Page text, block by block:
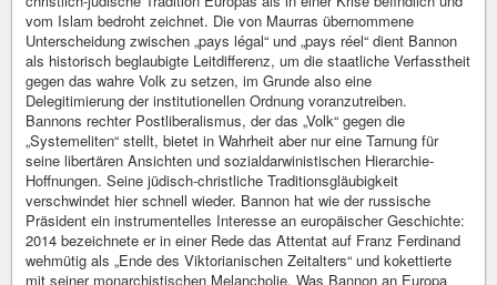
vom Islam bedroht zeichnet. Die von Maurras übernommene
Unterscheidung zwischen „pays légal“ und „pays réel“ dient Bannon
als historisch beglaubigte Leitdifferenz, um die staatliche Verfasstheit
gegen das wahre Volk zu setzen, im Grunde also eine
Delegitimierung der institutionellen Ordnung voranzutreiben.
Bannons rechter Postliberalismus, der das „Volk“ gegen die
„Systemeliten“ stellt, bietet in Wahrheit aber nur eine Tarnung für
seine libertären Ansichten und sozialdarwinistischen Hierarchie-
Hoffnungen. Seine jüdisch-christliche Traditionsgläubigkeit
verschwindet hier schnell wieder. Bannon hat wie der russische
Präsident ein instrumentelles Interesse an europäischer Geschichte:
2014 bezeichnete er in einer Rede das Attentat auf Franz Ferdinand
wehmütig als „Ende des Viktorianischen Zeitalters“ und kokettierte
mit seiner monarchistischen Melancholie. Was Bannon an Europa